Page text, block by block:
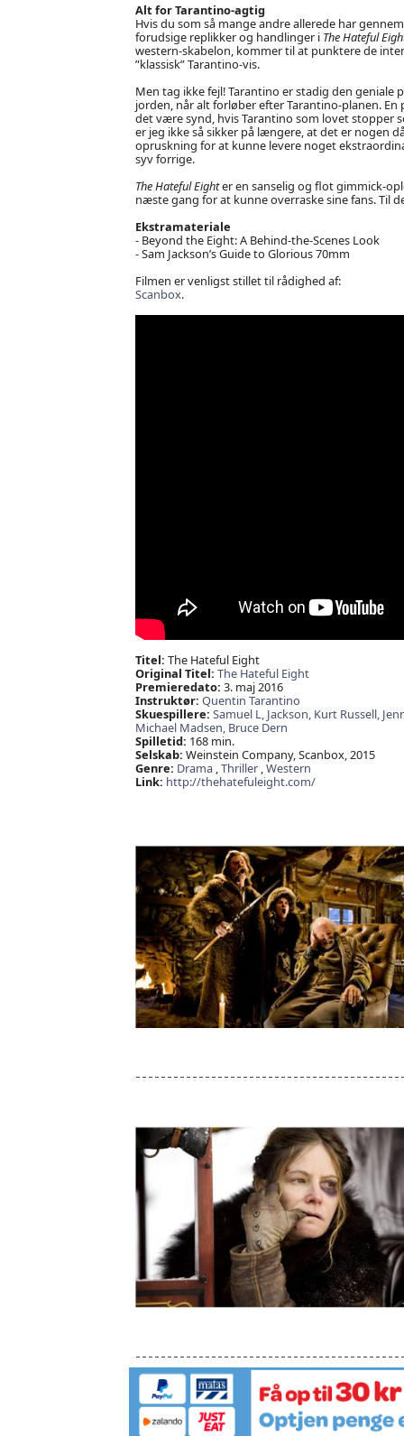
Alt for Tarantino-agtig
Hvis du som så mange andre allerede har
forudsige replikker og handlinger i The Hateful
western-skabelon, kommer til at punktere de
”klassisk” Tarantino-vis.
Men tag ikke fejl! Tarantino er stadig den
jorden, når alt forløber efter Tarantino-planen.
det være synd, hvis Tarantino som lovet
er jeg ikke så sikker på længere, at det er nogen
opruskning for at kunne levere noget
syv forrige.
The Hateful Eighter en sanselig og flot gimmick-
næste gang for at kunne overraske sine fans. Til
Ekstramateriale
- Beyond the Eight: A Behind-the-Scenes Look
- Sam Jackson’s Guide to Glorious 70mm
Filmen er venligst stillet til rådighed af:
Scanbox.
Titel: The Hateful Eight
Original Titel: The Hateful Eight
Premieredato: 3. maj 2016
Instruktør: Quentin Tarantino
Skuespillere: Samuel L, Jackson, Kurt Russell,
Michael Madsen, Bruce Dern
Spilletid: 168 min.
Selskab: Weinstein Company, Scanbox, 2015
Genre: Drama,Thriller,Western
Link: http://thehatefuleight.com/